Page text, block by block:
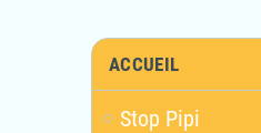
ACCUEIL
Stop Pipi